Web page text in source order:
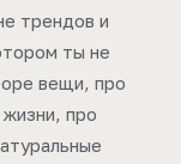
трендов и
ты не
вещи, про
про